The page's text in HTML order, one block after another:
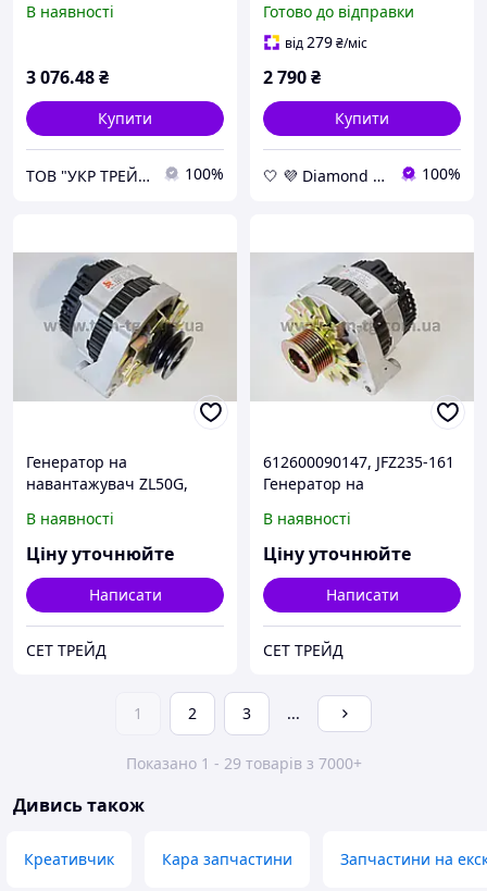
В наявності
3 076.48₴
Купити
ТОВ "УКР ТРЕЙД КОМПАНІ" 100%
олії на 10 мікрон,
запчастини для
Готово до відправки
від279₴/міс
2 790₴
Купити
🤍 💜 Diamond 🤍 💜 100%
Генератор на
навантажувач ZL50G,
двигун WD-615 WD615
(24V)
В наявності
Ціну уточнюйте
Написати
СЕТ ТРЕЙД
612600090147, JFZ235-161
Генератор на
В наявності
Ціну уточнюйте
Написати
СЕТ ТРЕЙД
1 2 3 ...
Показано 1 - 29 товарів з 7000+
Дивись також
Креативчик Кара запчастини Запчастини на